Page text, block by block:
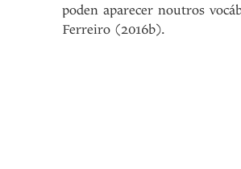
poden aparecer noutros
Ferreiro (2016b).